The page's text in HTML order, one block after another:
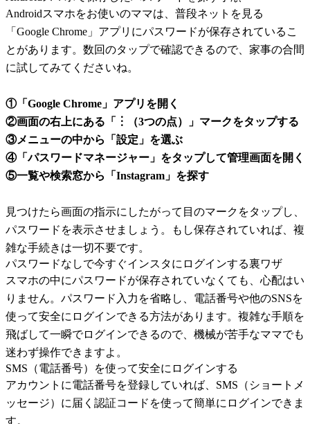
Androidスマホをお使いのママは、普段ネットを見る
「Google Chrome」アプリにパスワードが保存されているこ
とがあります。数回のタップで確認できるので、家事の合間
に試してみてくださいね。
①「Google Chrome」アプリを開く
②画面の右上にある「︙（3つの点）」マークをタップする
③メニューの中から「設定」を選ぶ
④「パスワードマネージャー」をタップして管理画面を開く
⑤一覧や検索窓から「Instagram」を探す
見つけたら画面の指示にしたがって目のマークをタップし、
パスワードを表示させましょう。もし保存されていれば、複
雑な手続きは一切不要です。
パスワードなしで今すぐインスタにログインする裏ワザ
スマホの中にパスワードが保存されていなくても、心配はい
りません。パスワード入力を省略し、電話番号や他のSNSを
使って安全にログインできる方法があります。複雑な手順を
飛ばして一瞬でログインできるので、機械が苦手なママでも
迷わず操作できますよ。
SMS（電話番号）を使って安全にログインする
アカウントに電話番号を登録していれば、SMS（ショートメ
ッセージ）に届く認証コードを使って簡単にログインできま
す。